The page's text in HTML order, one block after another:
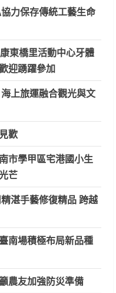
力保存傳統工藝生命
東橋里活動中心牙體
迎踴躍參加
上旅運融合觀光與文
歡
市學甲區宅港國小生
芒
湛手藝修復精品 跨越
南場積極布局新品種
農友加強防災準備